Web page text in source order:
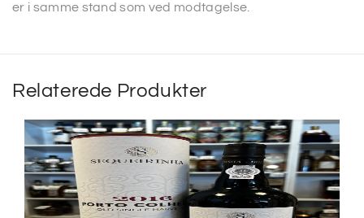
er i samme stand som ved modtagelse.
Relaterede Produkter